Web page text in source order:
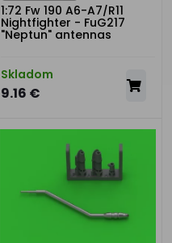
1:72 Fw 190 A6-A7/R11
Nightfighter - FuG217
"Neptun" antennas
Skladom
9.16 €